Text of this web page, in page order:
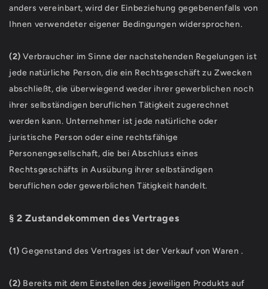
anders vereinbart, wird der Einbeziehung gegebenenfalls von
Ihnen verwendeter eigener Bedingungen widersprochen.
(2) Verbraucher im Sinne der nachstehenden Regelungen ist
jede natürliche Person, die ein Rechtsgeschäft zu Zwecken
abschließt, die überwiegend weder ihrer gewerblichen noch
ihrer selbständigen beruflichen Tätigkeit zugerechnet
werden kann. Unternehmer ist jede natürliche oder
juristische Person oder eine rechtsfähige
Personengesellschaft, die bei Abschluss eines
Rechtsgeschäfts in Ausübung ihrer selbständigen
beruflichen oder gewerblichen Tätigkeit handelt.
§ 2 Zustandekommen des Vertrages
(1) Gegenstand des Vertrages ist der Verkauf von Waren .
(2) Bereits mit dem Einstellen des jeweiligen Produkts auf